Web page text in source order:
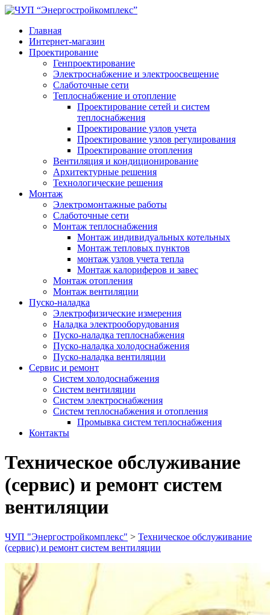
Главная
Интернет-магазин
Проектирование
Генпроектирование
Электроснабжение и электроосвещение
Слаботочные сети
Теплоснабжение и отопление
Проектирование сетей и систем
теплоснабжения
Проектирование узлов учета
Проектирование узлов регулирования
Проектирование отопления
Вентиляция и кондиционирование
Архитектурные решения
Технологические решения
Монтаж
Электромонтажные работы
Слаботочные сети
Монтаж теплоснабжения
Монтаж индивидуальных котельных
Монтаж тепловых пунктов
монтаж узлов учета тепла
Монтаж калориферов и завес
Монтаж отопления
Монтаж вентиляции
Пуско-наладка
Электрофизические измерения
Наладка электрооборудования
Пуско-наладка теплоснабжения
Пуско-наладка холодоснабжения
Пуско-наладка вентиляции
Сервис и ремонт
Систем холодоснабжения
Систем вентиляции
Систем электроснабжения
Систем теплоснабжения и отопления
Промывка систем теплоснабжения
Контакты
Техническое обслуживание
(сервис) и ремонт систем
вентиляции
ЧУП "Энергостройкомплекс" > Техническое обслуживание
(сервис) и ремонт систем вентиляции